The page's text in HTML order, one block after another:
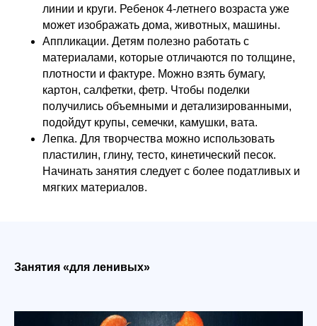
линии и круги. Ребенок 4-летнего возраста уже
может изображать дома, животных, машины.
Аппликации. Детям полезно работать с
материалами, которые отличаются по толщине,
плотности и фактуре. Можно взять бумагу,
картон, салфетки, фетр. Чтобы поделки
получились объемными и детализированными,
подойдут крупы, семечки, камушки, вата.
Лепка. Для творчества можно использовать
пластилин, глину, тесто, кинетический песок.
Начинать занятия следует с более податливых и
мягких материалов.
Занятия «для ленивых»